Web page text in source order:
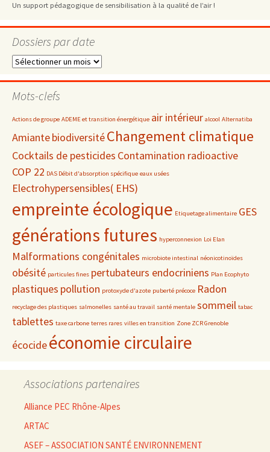
Un support pédagogique de sensibilisation à la qualité de l’air !
Dossiers par date
Dossiers
date
Mots-clefs
Actions de groupe ADEME et transition énergétique air intérieur alcool Alternatiba
AmiantebiodiversitéChangement climatique
Cocktails de pesticides Contamination radioactive
COP 22 DAS Débit d'absorption spécifique eaux usées
Electrohypersensibles( EHS)
empreinte écologique Etiquetage alimentaire GES
générations futures hyperconnexion Loi Elan
Malformations congénitales microbiote intestinal néonicotinoïdes
obésité particules fines pertubateurs endocriniens Plan Ecophyto
plastiques pollution protoxyde d'azote puberté précoce Radon
recyclage des plastiques salmonelles santé au travail santé mentale sommeil tabac
tablettes taxe carbone terres rares villes en transition Zone ZCR Grenoble
écocideéconomie circulaire
Associations partenaires
Alliance PEC Rhône-Alpes
ARTAC
ASEF – ASSOCIATION SANTÉ ENVIRONNEMENT